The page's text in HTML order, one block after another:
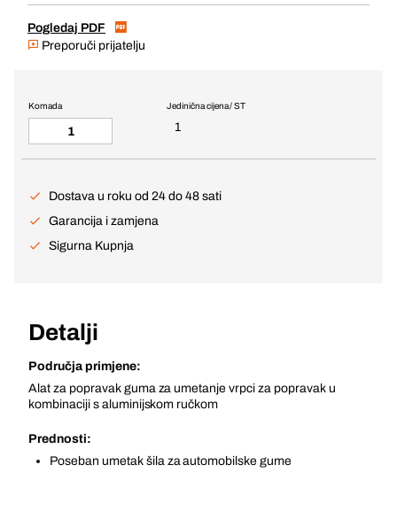
Pogledaj PDF
Preporuči prijatelju
Jedinična cijena / ST
1
Komada
Dostava u roku od 24 do 48 sati
Garancija i zamjena
Sigurna Kupnja
Detalji
Područja primjene:
Alat za popravak guma za umetanje vrpci za popravak u
kombinaciji s aluminijskom ručkom
Prednosti:
Poseban umetak šila za automobilske gume